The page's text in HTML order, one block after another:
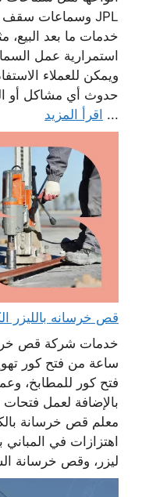
خدمات ما بعد البيع،
استمرارية عمل
ويمكن للعملاء
حدوث أي مشاكل أو
... اقرأ المزيد
قص خرسانه بالليزر الكويت 65932555
ساعة من فتح كور
فتح كور للمطابخ،
بالإضافة لعمل
معلم قص خرسانة
اهتزازات في
ليزر، وقص خرسانة